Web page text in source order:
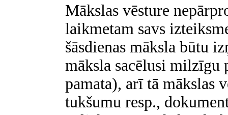
Mākslas vēsture
laikmetam savs
šāsdienas māksla būtu
māksla sacēlusi milzīgu
pamata), arī tā mākslas
tukšumu resp.,